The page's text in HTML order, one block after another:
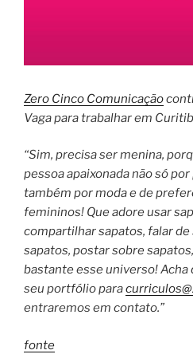
Zero Cinco Comunicação
Vaga para trabalhar em
“Sim, precisa ser menina,
pessoa apaixonada não só
também por moda e de
femininos! Que adore usar
compartilhar sapatos, falar
sapatos, postar sobre
bastante esse universo!
seu portfólio para
entraremos em contato.”
fonte